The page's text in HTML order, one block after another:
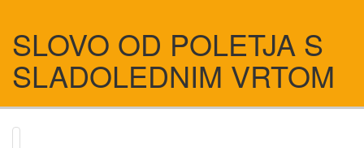
SLOVO OD POLETJA S
SLADOLEDNIM VRTOM